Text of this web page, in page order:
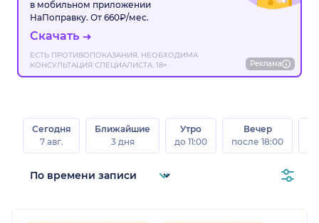
в мобильном приложении
НаПоправку. От 660₽/мес.
Скачать
ЕСТЬ ПРОТИВОПОКАЗАНИЯ. НЕОБХОДИМА
КОНСУЛЬТАЦИЯ СПЕЦИАЛИСТА. 18+
Реклама
Сегодня
7 авг.
Ближайшие
3 дня
Утро
до 11:00
Вечер
после 18:00